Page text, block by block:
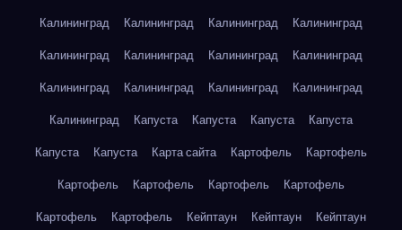
Калининград
Калининград Калининград
Калининград
Калининград
Калининград Калининград
Калининград
Калининград
Калининград Калининград
Калининград
Калининград
Капуста Капуста Капуста
Капуста
Капуста
Капуста Карта сайта Картофель
Картофель
Картофель
Картофель Картофель
Картофель
Картофель
Картофель Кейптаун Кейптаун
Кейптаун